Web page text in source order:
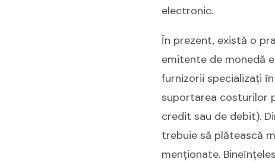
electronic.
În prezent, există o
emitente de monedă
furnizorii specializați
suportarea costurilor
credit sau de debit).
trebuie să plătească
menționate.